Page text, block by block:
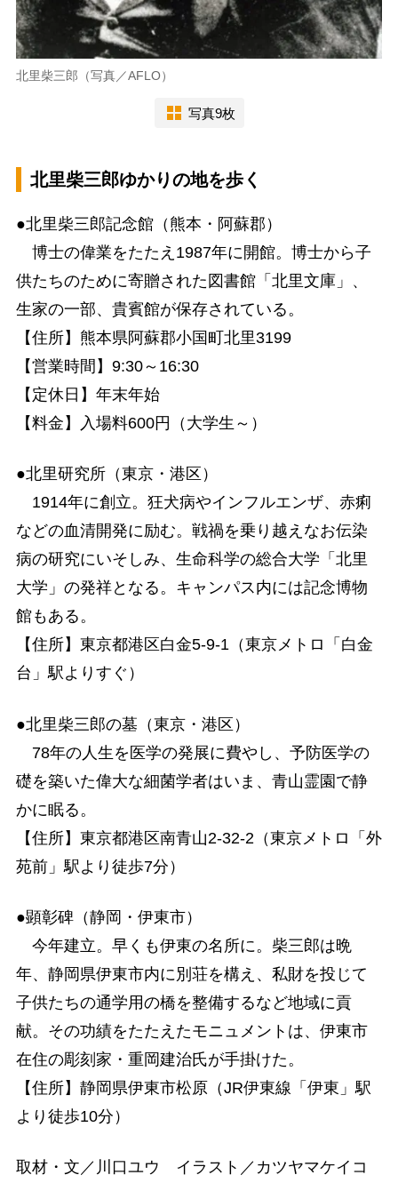
北里柴三郎（写真／AFLO）
写真9枚
北里柴三郎ゆかりの地を歩く
●北里柴三郎記念館（熊本・阿蘇郡）
博士の偉業をたたえ1987年に開館。博士から子
供たちのために寄贈された図書館「北里文庫」、
生家の一部、貴賓館が保存されている。
【住所】熊本県阿蘇郡小国町北里3199
【営業時間】9:30～16:30
【定休日】年末年始
【料金】入場料600円（大学生～）
●北里研究所（東京・港区）
1914年に創立。狂犬病やインフルエンザ、赤痢
などの血清開発に励む。戦禍を乗り越えなお伝染
病の研究にいそしみ、生命科学の総合大学「北里
大学」の発祥となる。キャンパス内には記念博物
館もある。
【住所】東京都港区白金5-9-1（東京メトロ「白金
台」駅よりすぐ）
●北里柴三郎の墓（東京・港区）
78年の人生を医学の発展に費やし、予防医学の
礎を築いた偉大な細菌学者はいま、青山霊園で静
かに眠る。
【住所】東京都港区南青山2-32-2（東京メトロ「外
苑前」駅より徒歩7分）
●顕彰碑（静岡・伊東市）
今年建立。早くも伊東の名所に。柴三郎は晩
年、静岡県伊東市内に別荘を構え、私財を投じて
子供たちの通学用の橋を整備するなど地域に貢
献。その功績をたたえたモニュメントは、伊東市
在住の彫刻家・重岡建治氏が手掛けた。
【住所】静岡県伊東市松原（JR伊東線「伊東」駅
より徒歩10分）
取材・文／川口ユウ イラスト／カツヤマケイコ